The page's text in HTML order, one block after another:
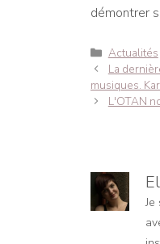
démontrer
Catégories
Actualités
Navigation
des
articles
La
musiques.
L'OTAN